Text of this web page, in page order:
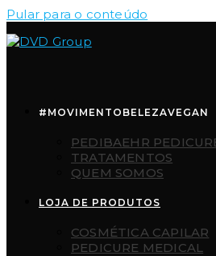
Pular para o conteúdo
#MOVIMENTOBELEZAVEGAN
PEDIBAEHR
TRATAMENTOS
QUEM SOMOS
LOJA DE PRODUTOS
COSMÉTICA CAPILAR
PEDICURE MEDICAL